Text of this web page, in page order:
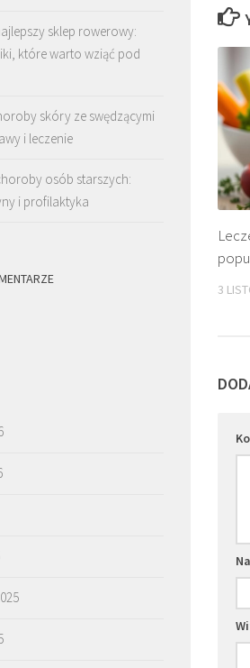
3
sklep rowerowy:
które warto wziąć pod
skóry ze swędzącymi
i leczenie
osób starszych:
i profilaktyka